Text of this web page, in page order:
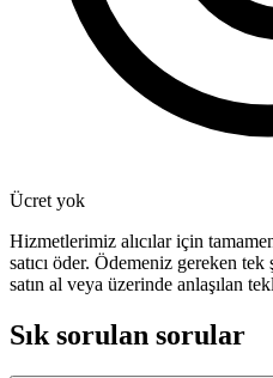
Ücret yok
Hizmetlerimiz alıcılar için
satıcı öder. Ödemeniz gereken tek
satın al veya üzerinde anlaşılan
Sık sorulan sorular